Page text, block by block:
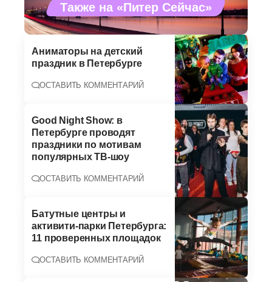
Также на «Питер Сейчас»
Аниматоры на детский
праздник в Петербурге
ОСТАВИТЬ КОММЕНТАРИЙ
Good Night Show: в
Петербурге проводят
праздники по мотивам
популярных ТВ-шоу
ОСТАВИТЬ КОММЕНТАРИЙ
Батутные центры и
активити-парки Петербурга:
11 проверенных площадок
ОСТАВИТЬ КОММЕНТАРИЙ